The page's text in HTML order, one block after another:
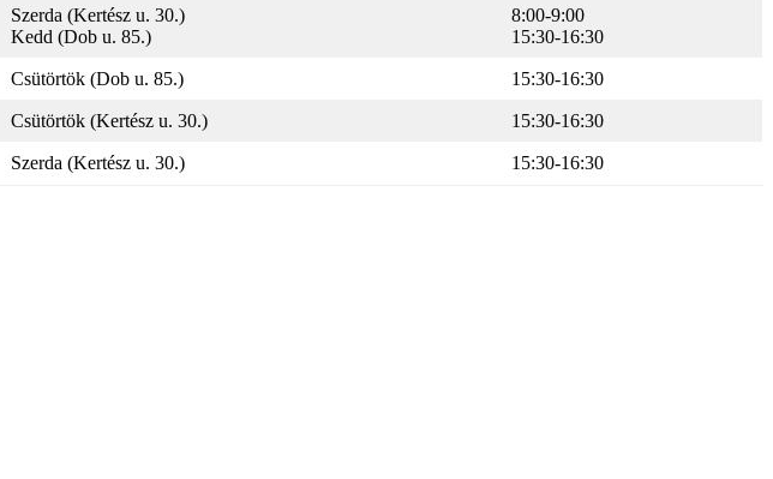
Szerda (Kertész u. 30.)
Kedd (Dob u. 85.)
8:00-9:00
15:30-16:30
Csütörtök (Dob u. 85.) 15:30-16:30
Csütörtök (Kertész u. 30.) 15:30-16:30
Szerda (Kertész u. 30.) 15:30-16:30